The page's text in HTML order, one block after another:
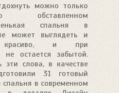
можно только
спальня в
может выглядеть и
и при
не остается забытой.
эти слова, в качестве
31 готовый
в современном